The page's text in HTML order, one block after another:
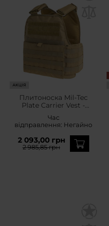
АКЦІЯ
Плитоноска Mil-Tec
Plate Carrier Vest -
Час
відправлення: Негайно
2 093,00 грн
2 985,85 грн